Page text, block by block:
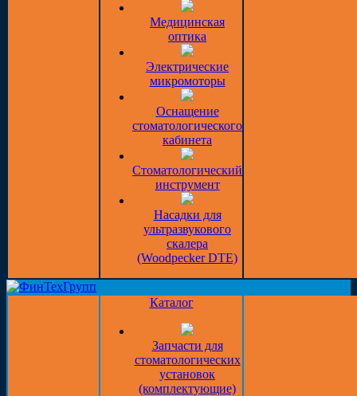
Медицинская
оптика
Электрические
микромоторы
Оснащение
стоматологического
кабинета
Стоматологический
инструмент
Насадки для
ультразвукового
скалера
(Woodpecker DTE)
Каталог
Запчасти для
стоматологических
установок
(комплектующие)